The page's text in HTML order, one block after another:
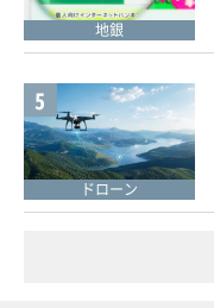
地銀
5
ドローン